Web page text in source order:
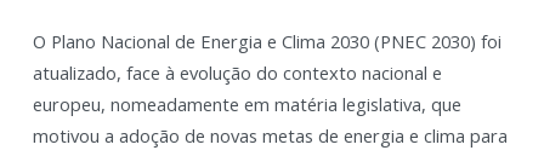
O Plano Nacional de Energia e Clima 2030 (PNEC 2030) foi
atualizado, face à evolução do contexto nacional e
europeu, nomeadamente em matéria legislativa, que
motivou a adoção de novas metas de energia e clima para